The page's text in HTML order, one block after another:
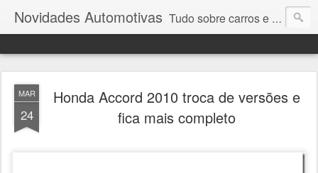
Novidades Automotivas Tudo sobre carros e motores
MAR
24
Honda Accord 2010 troca de versões e
fica mais completo